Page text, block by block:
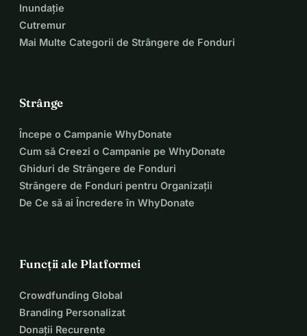
Inundație
Cutremur
Mai Multe Categorii de Strângere de Fonduri
Strânge
Începe o Campanie WhyDonate
Cum să Creezi o Campanie pe WhyDonate
Ghiduri de Strângere de Fonduri
Strângere de Fonduri pentru Organizații
De Ce să ai Încredere în WhyDonate
Funcții ale Platformei
Crowdfunding Global
Branding Personalizat
Donații Recurente